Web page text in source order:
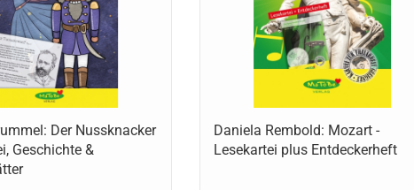
Der Nussknacker
Geschichte &
Daniela Rembold: Mozart -
Lesekartei plus Entdeckerheft